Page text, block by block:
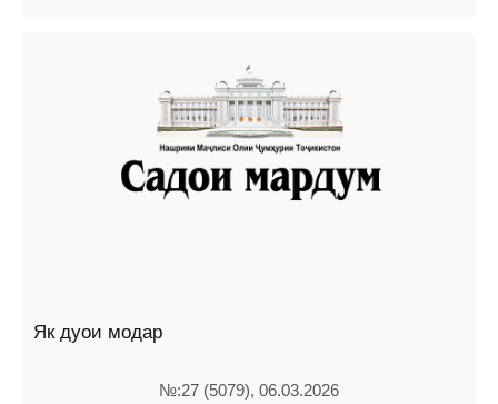
Як дуои модар
№:27 (5079), 06.03.2026